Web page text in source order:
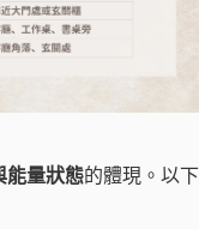
能量狀態的體現。以下